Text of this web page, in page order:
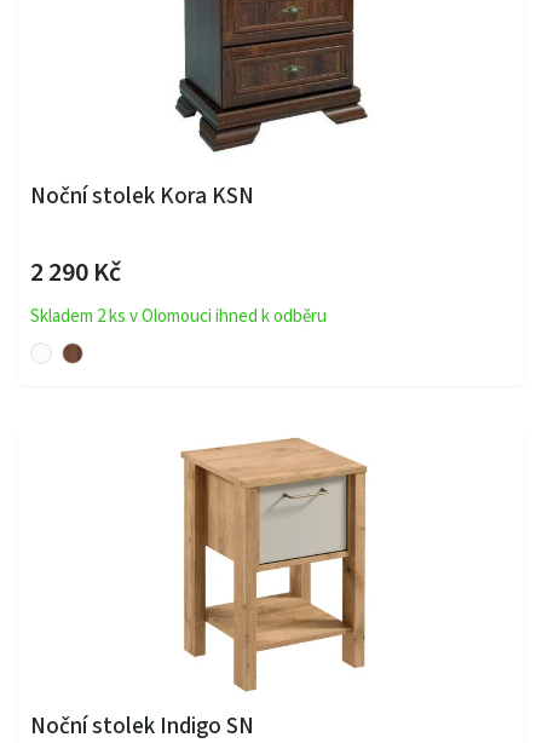
Noční stolek Kora KSN
2 290 Kč
Skladem 2 ks v Olomouci ihned k odběru
Noční stolek Indigo SN